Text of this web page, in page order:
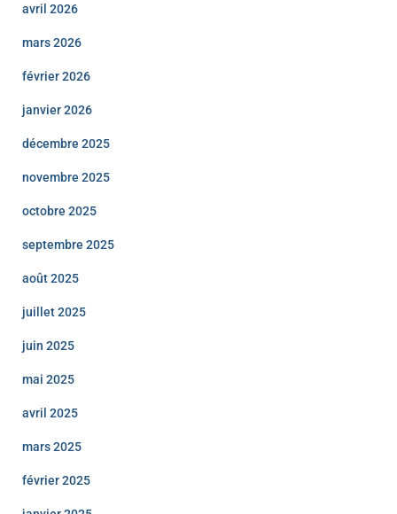
avril 2026
mars 2026
février 2026
janvier 2026
décembre 2025
novembre 2025
octobre 2025
septembre 2025
août 2025
juillet 2025
juin 2025
mai 2025
avril 2025
mars 2025
février 2025